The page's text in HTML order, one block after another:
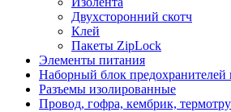
Двухсторонний скотч
Клей
Пакеты ZipLock
Элементы питания
Наборный блок предохранителей
Разъемы изолированные
Провод, гофра, кембрик,